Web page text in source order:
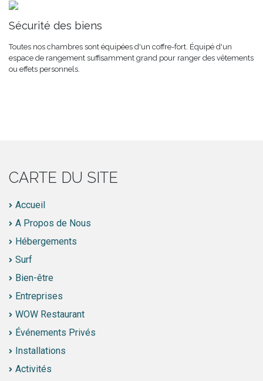
Sécurité des biens
Toutes nos chambres sont équipées d'un coffre-fort. Équipé d'un
espace de rangement suffisamment grand pour ranger des vêtements
ou effets personnels.
CARTE DU SITE
Accueil
A Propos de Nous
Hébergements
Surf
Bien-être
Entreprises
WOW Restaurant
Événements Privés
Installations
Activités